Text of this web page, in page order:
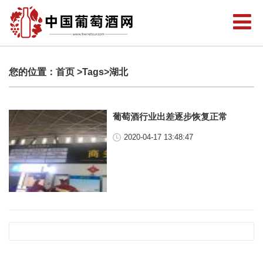
您的位置： 首页 >Tags>湖北
葡萄酒行业出差逐步恢复正常
2020-04-17 13:48:47